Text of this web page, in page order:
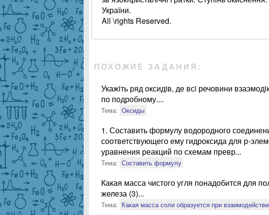
України.
All \rights Reserved.
ПОХОЖИЕ ЗАДАНИЯ:
Укажiть ряд оксидiв, де всi речовини
по подробному....
Тема: Оксиды
1. Составить формулу водородного
соответствующего ему гидроксида для р-
уравнения реакций по схемам превр...
Тема: Составить формулу
Какая масса чистого угля понадобится для
железа (3)...
Тема: Какая масса соли образуется при